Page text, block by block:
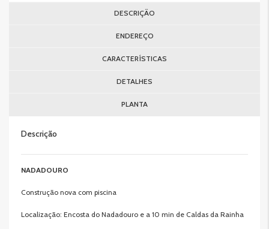
DESCRIÇÃO
ENDEREÇO
CARACTERÍSTICAS
DETALHES
PLANTA
Descrição
NADADOURO
Construção nova com piscina
Localização: Encosta do Nadadouro e a 10 min de Caldas da Rainha